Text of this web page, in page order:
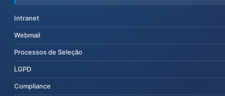
Intranet
Webmail
Processos de Seleção
LGPD
Compliance